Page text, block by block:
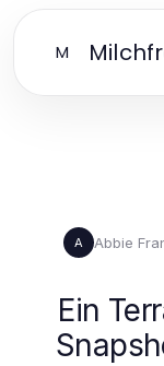
M
A Abbie
Ein